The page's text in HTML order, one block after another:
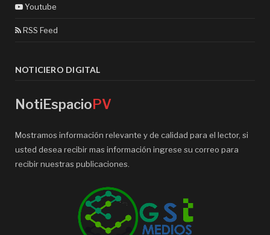
Youtube
RSS Feed
NOTICIERO DIGITAL
NotiEspacioPV
Mostramos información relevante y de calidad para el lector, si
usted desea recibir mas información ingrese su correo para
recibir nuestras publicaciones.